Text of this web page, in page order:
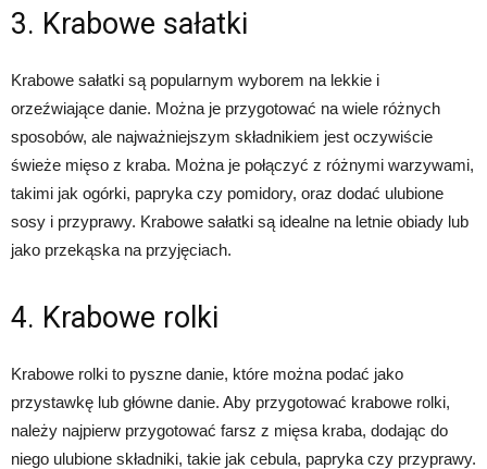
3. Krabowe sałatki
Krabowe sałatki są popularnym wyborem na lekkie i
orzeźwiające danie. Można je przygotować na wiele różnych
sposobów, ale najważniejszym składnikiem jest oczywiście
świeże mięso z kraba. Można je połączyć z różnymi warzywami,
takimi jak ogórki, papryka czy pomidory, oraz dodać ulubione
sosy i przyprawy. Krabowe sałatki są idealne na letnie obiady lub
jako przekąska na przyjęciach.
4. Krabowe rolki
Krabowe rolki to pyszne danie, które można podać jako
przystawkę lub główne danie. Aby przygotować krabowe rolki,
należy najpierw przygotować farsz z mięsa kraba, dodając do
niego ulubione składniki, takie jak cebula, papryka czy przyprawy.